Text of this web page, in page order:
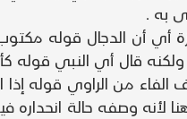
به .
أي أن الدجال قوله
قال أي النبي قوله
من الراوي قوله
هنا لأنه وصفه حالة